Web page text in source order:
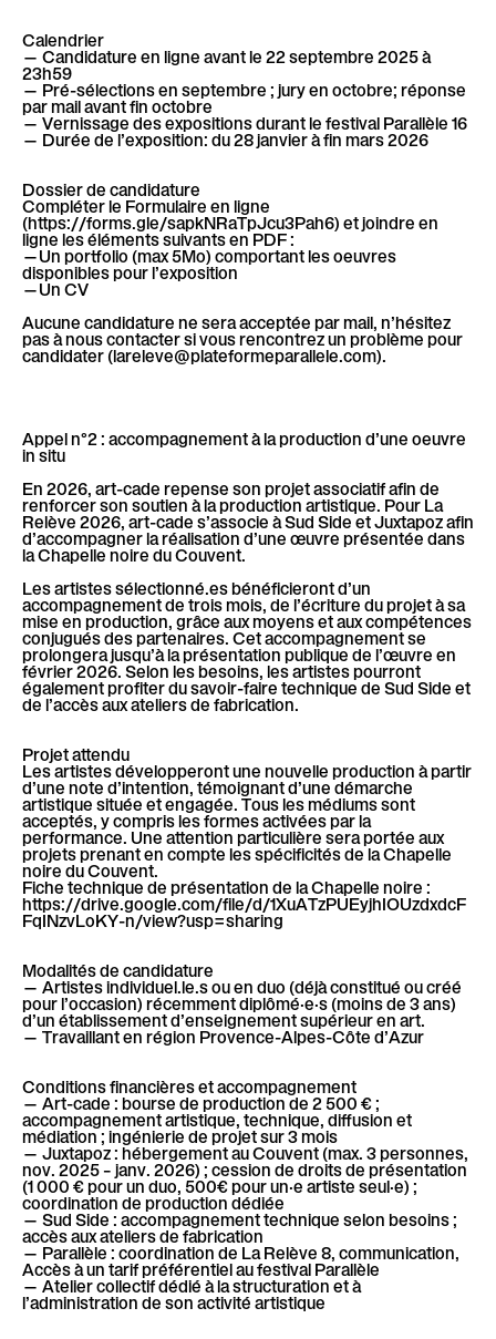
Calendrier
— Candidature en ligne avant le 22 septembre 2025 à
23h59
— Pré-sélections en septembre ; jury en octobre; réponse
par mail avant fin octobre
— Vernissage des expositions durant le festival Parallèle 16
— Durée de l’exposition: du 28 janvier à fin mars 2026
Dossier de candidature
Compléter le Formulaire en ligne
(https://forms.gle/sapkNRaTpJcu3Pah6) et joindre en
ligne les éléments suivants en PDF :
—Un portfolio (max 5Mo) comportant les oeuvres
disponibles pour l’exposition
—Un CV
Aucune candidature ne sera acceptée par mail, n’hésitez
pas à nous contacter si vous rencontrez un problème pour
candidater (lareleve@plateformeparallele.com).
Appel n°2 : accompagnement à la production d’une oeuvre
in situ
En 2026, art-cade repense son projet associatif afin de
renforcer son soutien à la production artistique. Pour La
Relève 2026, art-cade s’associe à Sud Side et Juxtapoz afin
d’accompagner la réalisation d’une œuvre présentée dans
la Chapelle noire du Couvent.
Les artistes sélectionné.es bénéficieront d’un
accompagnement de trois mois, de l’écriture du projet à sa
mise en production, grâce aux moyens et aux compétences
conjugués des partenaires. Cet accompagnement se
prolongera jusqu’à la présentation publique de l’œuvre en
février 2026. Selon les besoins, les artistes pourront
également profiter du savoir-faire technique de Sud Side et
de l’accès aux ateliers de fabrication.
Projet attendu
Les artistes développeront une nouvelle production à partir
d’une note d’intention, témoignant d’une démarche
artistique située et engagée. Tous les médiums sont
acceptés, y compris les formes activées par la
performance. Une attention particulière sera portée aux
projets prenant en compte les spécificités de la Chapelle
noire du Couvent.
Fiche technique de présentation de la Chapelle noire :
https://drive.google.com/file/d/1XuATzPUEyjhIOUzdxdcF
FqINzvLoKY-n/view?usp=sharing
Modalités de candidature
— Artistes individuel.le.s ou en duo (déjà constitué ou créé
pour l’occasion) récemment diplômé·e·s (moins de 3 ans)
d’un établissement d’enseignement supérieur en art.
— Travaillant en région Provence-Alpes-Côte d’Azur
Conditions financières et accompagnement
— Art-cade : bourse de production de 2 500 € ;
accompagnement artistique, technique, diffusion et
médiation ; ingénierie de projet sur 3 mois
— Juxtapoz : hébergement au Couvent (max. 3 personnes,
nov. 2025 – janv. 2026) ; cession de droits de présentation
(1 000 € pour un duo, 500€ pour un·e artiste seul·e) ;
coordination de production dédiée
— Sud Side : accompagnement technique selon besoins ;
accès aux ateliers de fabrication
— Parallèle : coordination de La Relève 8, communication,
Accès à un tarif préférentiel au festival Parallèle
— Atelier collectif dédié à la structuration et à
l’administration de son activité artistique